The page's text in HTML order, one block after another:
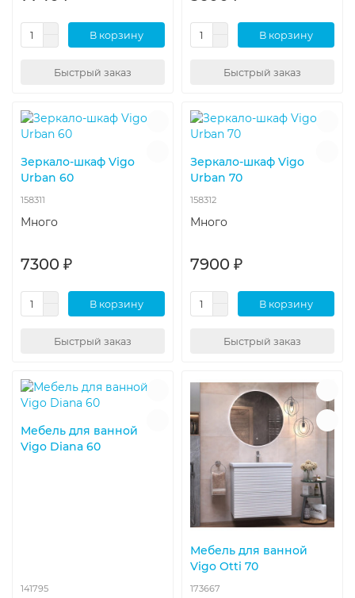
В корзину
Быстрый заказ
В корзину
Быстрый заказ
Зеркало-шкаф Vigo
Urban 60
158311
Много
7300 ₽
В корзину
Быстрый заказ
Зеркало-шкаф Vigo
Urban 70
158312
Много
7900 ₽
В корзину
Быстрый заказ
Мебель для ванной
Vigo Diana 60
141795
Мебель для ванной
Vigo Otti 70
173667